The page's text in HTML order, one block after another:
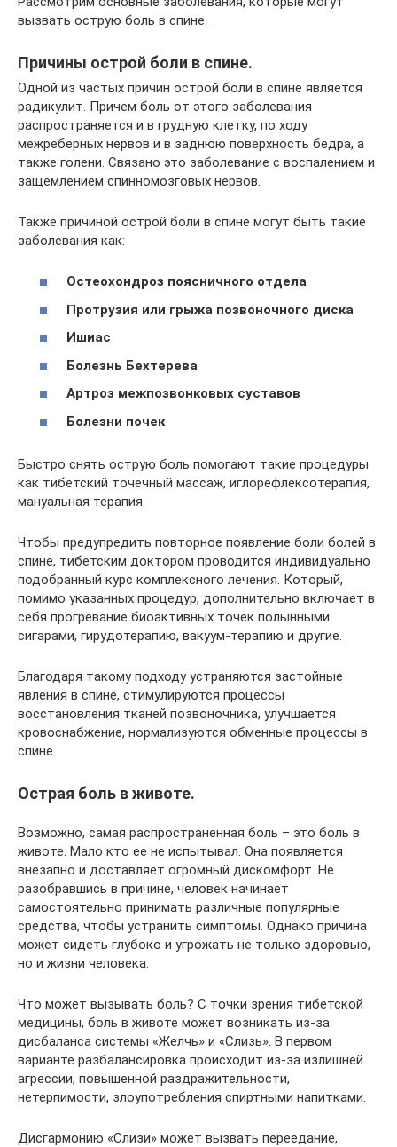
вызвать острую боль в спине.
Причины острой боли в спине.
Одной из частых причин острой боли в спине является
радикулит. Причем боль от этого заболевания
распространяется и в грудную клетку, по ходу
межреберных нервов и в заднюю поверхность бедра, а
также голени. Связано это заболевание с воспалением и
защемлением спинномозговых нервов.
Также причиной острой боли в спине могут быть такие
заболевания как:
Остеохондроз поясничного отдела
Протрузия или грыжа позвоночного диска
Ишиас
Болезнь Бехтерева
Артроз межпозвонковых суставов
Болезни почек
Быстро снять острую боль помогают такие процедуры
как тибетский точечный массаж, иглорефлексотерапия,
мануальная терапия.
Чтобы предупредить повторное появление боли болей в
спине, тибетским доктором проводится индивидуально
подобранный курс комплексного лечения. Который,
помимо указанных процедур, дополнительно включает в
себя прогревание биоактивных точек полынными
сигарами, гирудотерапию, вакуум-терапию и другие.
Благодаря такому подходу устраняются застойные
явления в спине, стимулируются процессы
восстановления тканей позвоночника, улучшается
кровоснабжение, нормализуются обменные процессы в
спине.
Острая боль в животе.
Возможно, самая распространенная боль – это боль в
животе. Мало кто ее не испытывал. Она появляется
внезапно и доставляет огромный дискомфорт. Не
разобравшись в причине, человек начинает
самостоятельно принимать различные популярные
средства, чтобы устранить симптомы. Однако причина
может сидеть глубоко и угрожать не только здоровью,
но и жизни человека.
Что может вызывать боль? С точки зрения тибетской
медицины, боль в животе может возникать из-за
дисбаланса системы «Желчь» и «Слизь». В первом
варианте разбалансировка происходит из-за излишней
агрессии, повышенной раздражительности,
нетерпимости, злоупотребления спиртными напитками.
Дисгармонию «Слизи» может вызвать переедание,